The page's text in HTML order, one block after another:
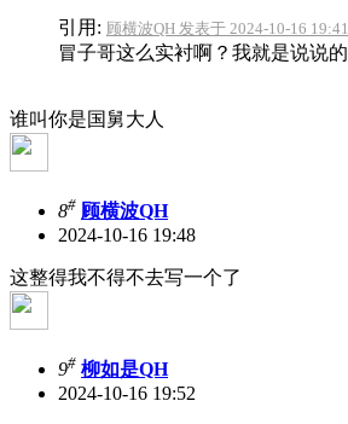
引用: 顾横波QH 发表于 2024-10-16 19:41
冒子哥这么实衬啊？我就是说说的
谁叫你是国舅大人
8# 顾横波QH
2024-10-16 19:48
这整得我不得不去写一个了
9# 柳如是QH
2024-10-16 19:52